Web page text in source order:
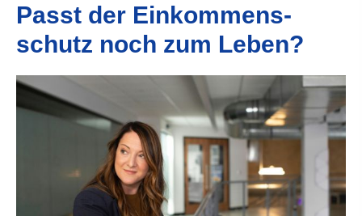
Passt der Einkommens­
schutz noch zum Leben?